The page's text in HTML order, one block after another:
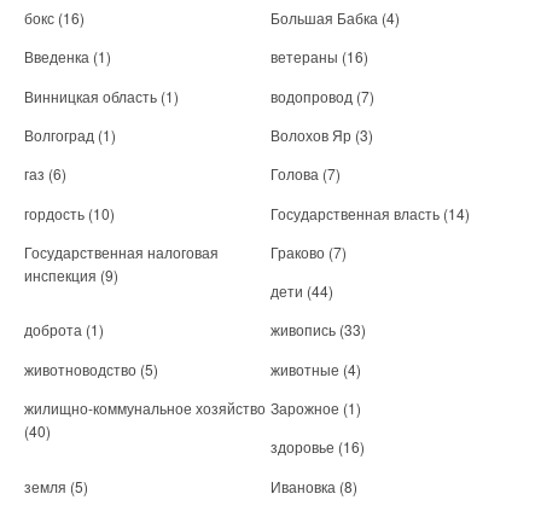
бокс (16) Большая Бабка (4)
Введенка (1) ветераны (16)
Винницкая область (1) водопровод (7)
Волгоград (1) Волохов Яр (3)
газ (6) Голова (7)
гордость (10) Государственная власть (14)
Государственная налоговая
инспекция (9)
Граково (7)
дети (44)
доброта (1) живопись (33)
животноводство (5) животные (4)
жилищно-коммунальное хозяйство
(40)
Зарожное (1)
здоровье (16)
земля (5) Ивановка (8)